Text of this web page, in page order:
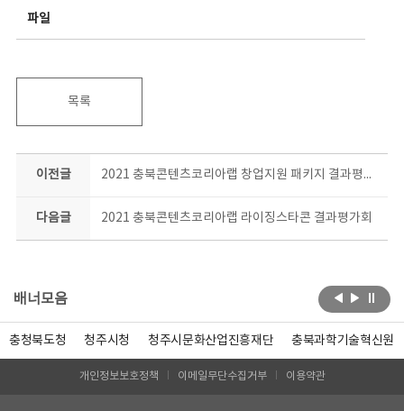
파일
목록
이전글 2021 충북콘텐츠코리아랩 창업지원 패키지 결과평가회
다음글 2021 충북콘텐츠코리아랩 라이징스타콘 결과평가회
배너모음
충청북도청 청주시청 청주시문화산업진흥재단 충북과학기술혁신원
개인정보보호정책 이메일무단수집거부 이용약관